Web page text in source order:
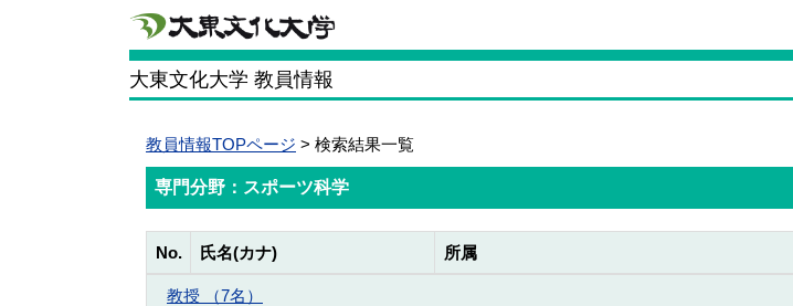
大東文化大学 教員情報
教員情報TOPページ > 検索結果一覧
専門分野：スポーツ科学
No. 氏名(カナ) 所属
教授 （7名）